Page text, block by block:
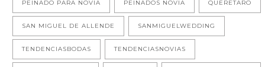
PEINADO PARA NOVIA PEINADOS NOVIA QUERETARO
SAN MIGUEL DE ALLENDE SANMIGUELWEDDING
TENDENCIASBODAS TENDENCIASNOVIAS